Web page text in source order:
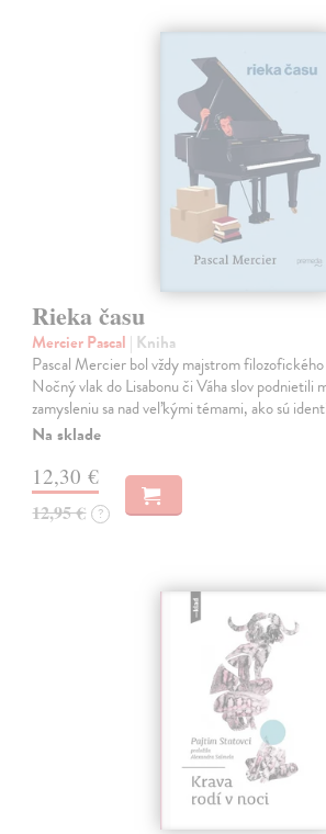
Rieka času
Mercier Pascal | Kniha
Pascal Mercier bol vždy majstrom
Nočný vlak do Lisabonu či Váha slov podnietili
zamysleniu sa nad veľkými témami, ako sú
Na sklade
12,30 €
12,95 € ?